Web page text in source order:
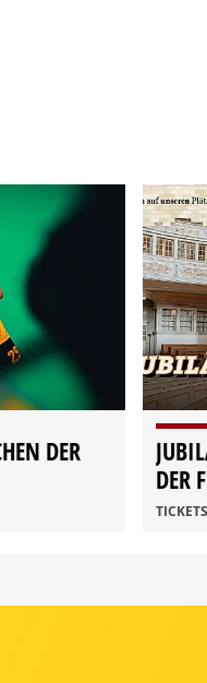
DER
DER
TICKETS